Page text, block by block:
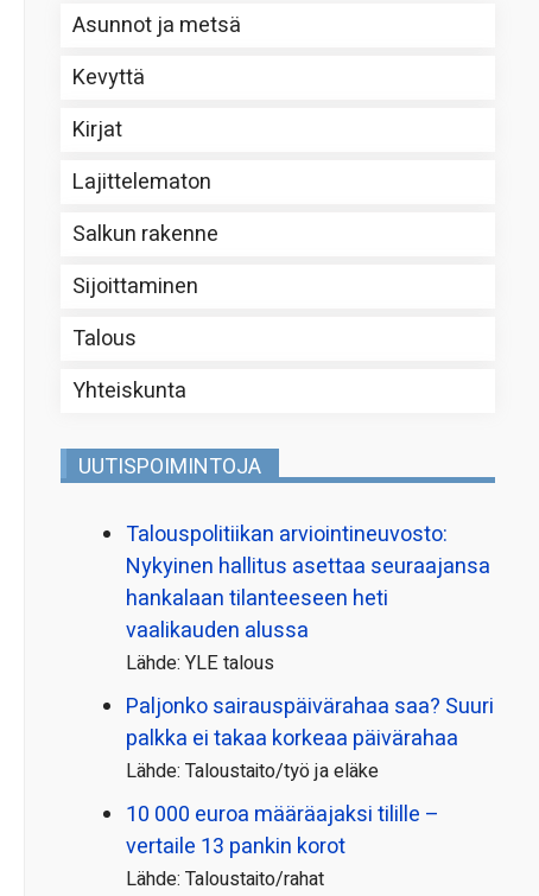
Asunnot ja metsä
Kevyttä
Kirjat
Lajittelematon
Salkun rakenne
Sijoittaminen
Talous
Yhteiskunta
UUTISPOIMINTOJA
Talous­politiikan arviointi­neuvosto:
Nykyinen hallitus asettaa seuraajansa
hankalaan tilanteeseen heti
vaalikauden alussa
Lähde: YLE talous
Paljonko sairauspäivä­rahaa saa? Suuri
palkka ei takaa korkeaa päivärahaa
Lähde: Taloustaito/työ ja eläke
10 000 euroa määräajaksi tilille –
vertaile 13 pankin korot
Lähde: Taloustaito/rahat